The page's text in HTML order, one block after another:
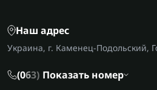
выполнять наблюдение,
действия подразделений,
огонь, ориентироваться на
он является частью
современная стратегия
Наш адрес
Украина, г. Каменец-Подольский,
(063) Показать номер